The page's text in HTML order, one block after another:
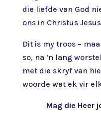
die liefde van God
ons in Christus
Dit is my troos –
so, na ’n lang
met die skryf van
woorde wat ek vir
Mag die Heer